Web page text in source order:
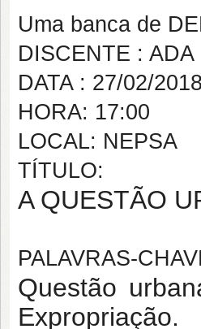
Uma banca de
DISCENTE :
DATA : 27/02/2018
HORA: 17:00
LOCAL: NEPSA
TÍTULO:
A QUESTÃO
PALAVRAS-
Questão
Expropriação.